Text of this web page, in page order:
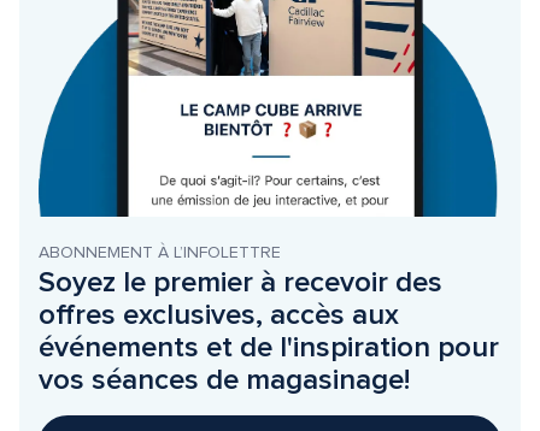
ABONNEMENT À L’INFOLETTRE
Soyez le premier à recevoir des
offres exclusives, accès aux
événements et de l'inspiration pour
vos séances de magasinage!